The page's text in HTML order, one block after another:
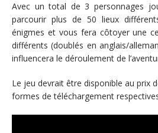
Avec un total de 3 personnages
parcourir plus de 50 lieux
énigmes et vous fera côtoyer une
différents (doublés en anglais/
influencera le déroulement de
Le jeu devrait être disponible au prix
formes de téléchargement